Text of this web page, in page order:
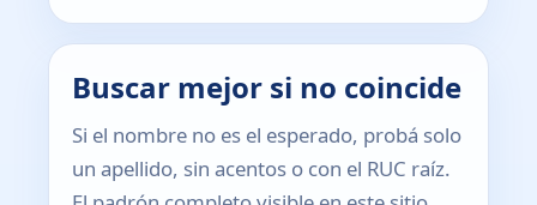
Buscar mejor si no coincide
Si el nombre no es el esperado, probá solo
un apellido, sin acentos o con el RUC raíz.